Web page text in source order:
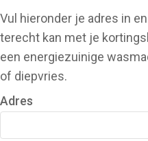
Vul hieronder je adres in
terecht kan met je
een energiezuinige
of diepvries.
Adres